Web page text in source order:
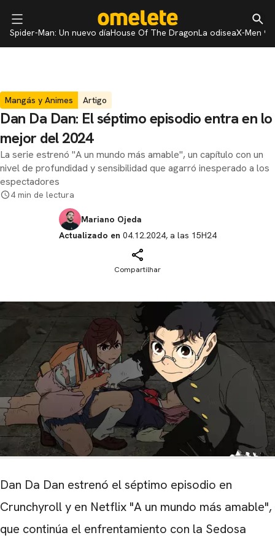
Spider-Man: Un nuevo díaHouse Of The DragonLa odiseaX-Men 97
Mangás y Animes Artigo
Dan Da Dan: El séptimo episodio entra en lo
mejor del 2024
La serie estrenó "A un mundo más amable", un capítulo con un
nivel de profundidad y sensibilidad que agarró inesperado a los
espectadores
4 min de lectura
Mariano Ojeda
Actualizado en 04.12.2024, a las 15H24
Compartilhar
Dan Da Dan estrenó el séptimo episodio en
Crunchyroll y en Netflix "A un mundo más amable",
que continúa el enfrentamiento con la Sedosa